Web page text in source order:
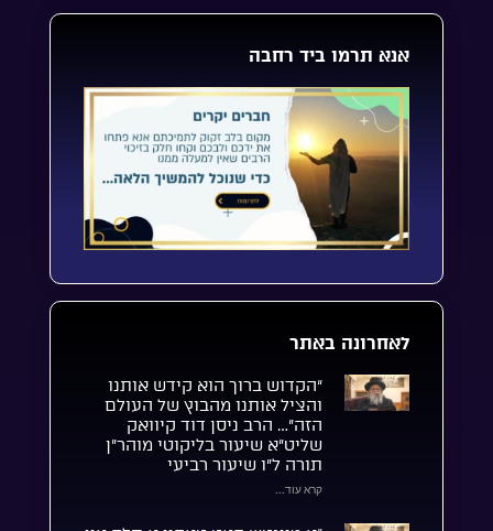
אנא תרמו ביד רחבה
לאחרונה באתר
“הקדוש ברוך הוא קידש אותנו
והציל אותנו מהבוץ של העולם
הזה”… הרב ניסן דוד קיוואק
שליט”א שיעור בליקוטי מוהר”ן
תורה ל”ו שיעור רביעי
קרא עוד...